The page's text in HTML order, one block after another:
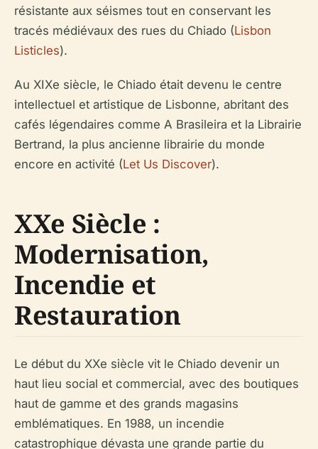
résistante aux séismes tout en conservant les
tracés médiévaux des rues du Chiado (Lisbon
Listicles).
Au XIXe siècle, le Chiado était devenu le centre
intellectuel et artistique de Lisbonne, abritant des
cafés légendaires comme A Brasileira et la Librairie
Bertrand, la plus ancienne librairie du monde
encore en activité (Let Us Discover).
XXe Siècle :
Modernisation,
Incendie et
Restauration
Le début du XXe siècle vit le Chiado devenir un
haut lieu social et commercial, avec des boutiques
haut de gamme et des grands magasins
emblématiques. En 1988, un incendie
catastrophique dévasta une grande partie du